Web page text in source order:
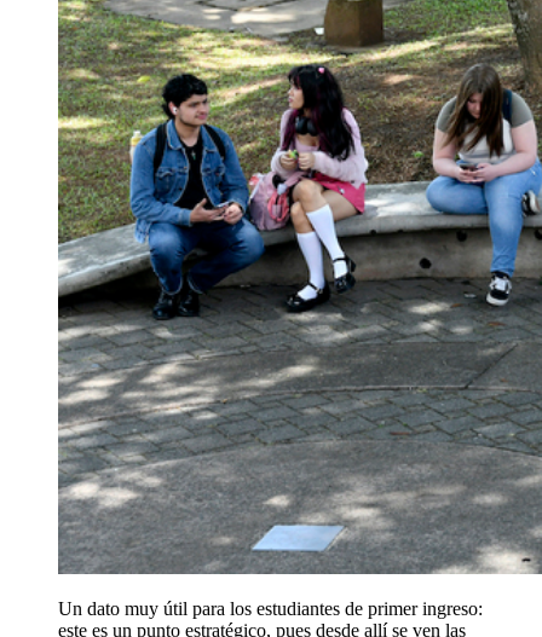
Un dato muy útil para los estudiantes de primer ingreso:
este es un punto estratégico, pues desde allí se ven las